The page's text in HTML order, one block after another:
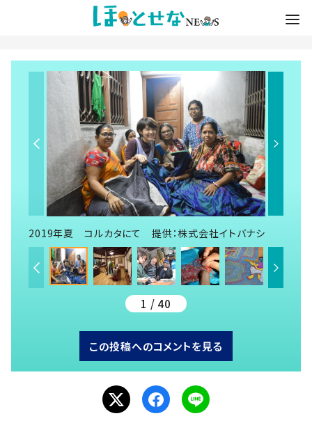
2019年夏 コルカタにて 提供：株式会社イトバナシ
1 / 40
この投稿へのコメントを見る